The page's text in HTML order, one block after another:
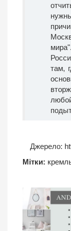
там,
Джерело:
Мітки: